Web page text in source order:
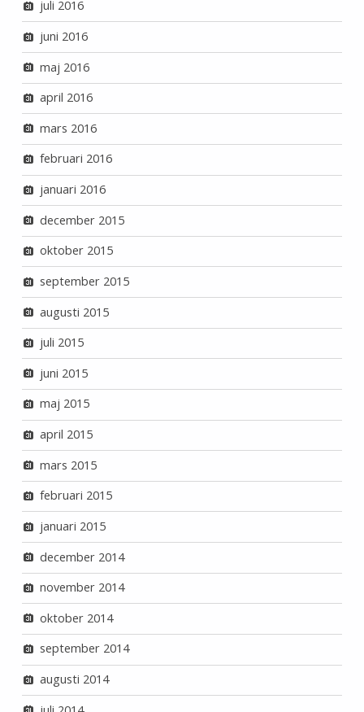
juli 2016
juni 2016
maj 2016
april 2016
mars 2016
februari 2016
januari 2016
december 2015
oktober 2015
september 2015
augusti 2015
juli 2015
juni 2015
maj 2015
april 2015
mars 2015
februari 2015
januari 2015
december 2014
november 2014
oktober 2014
september 2014
augusti 2014